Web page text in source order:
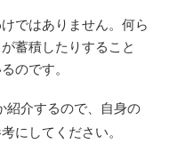
ではありません。何ら
蓄積したりすること
のです。
紹介するので、自身の
にしてください。